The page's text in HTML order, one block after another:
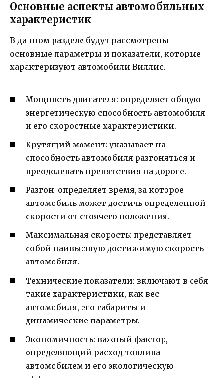
Основные аспекты автомобильных
характеристик
В данном разделе будут рассмотрены
основные параметры и показатели, которые
характеризуют автомобили Виллис.
Мощность двигателя: определяет общую
энергетическую способность автомобиля
и его скоростные характеристики.
Крутящий момент: указывает на
способность автомобиля разгоняться и
преодолевать препятствия на дороге.
Разгон: определяет время, за которое
автомобиль может достичь определенной
скорости от стоячего положения.
Максимальная скорость: представляет
собой наивысшую достижимую скорость
автомобиля.
Технические показатели: включают в себя
такие характеристики, как вес
автомобиля, его габариты и
динамические параметры.
Экономичность: важный фактор,
определяющий расход топлива
автомобилем и его экологическую